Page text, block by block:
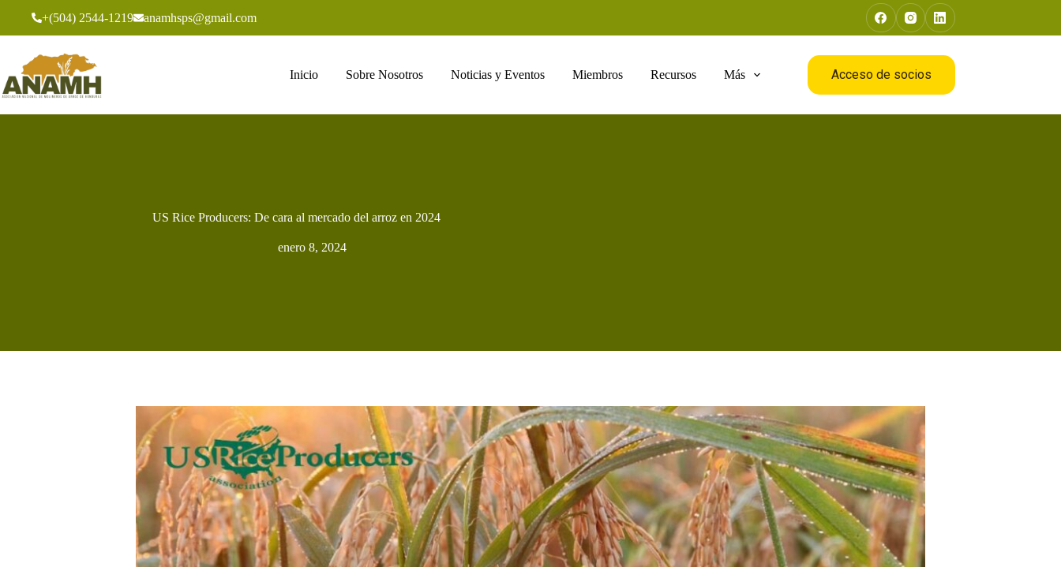
+(504) 2544-1219 anamhsps@gmail.com
Inicio Sobre Nosotros Noticias y Eventos Miembros Recursos Más Acceso de socios
US Rice Producers: De cara al mercado del arroz en 2024
enero 8, 2024